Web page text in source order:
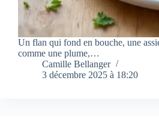
Un flan qui fond en bouche, une
comme une plume,…
Camille Bellanger
3 décembre 2025 à 18:20